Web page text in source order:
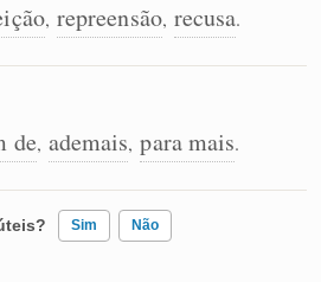
, repreensão, recusa.
de, ademais, para mais.
Sim Não